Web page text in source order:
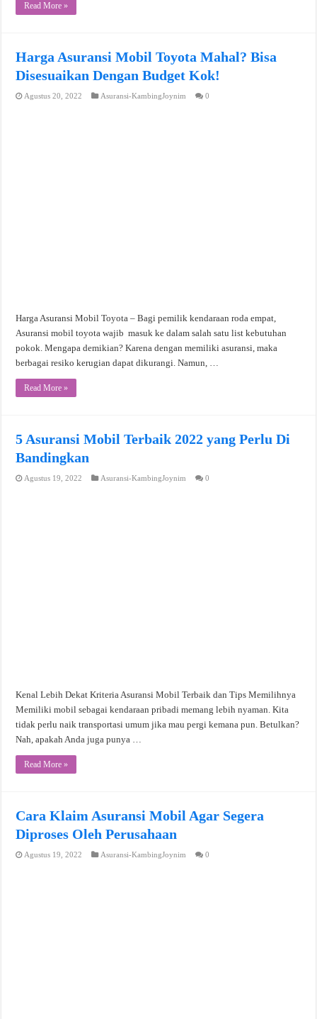
Read More »
Harga Asuransi Mobil Toyota Mahal? Bisa
Disesuaikan Dengan Budget Kok!
Agustus 20, 2022 Asuransi-KambingJoynim 0
Harga Asuransi Mobil Toyota – Bagi pemilik kendaraan roda empat,
Asuransi mobil toyota wajib masuk ke dalam salah satu list kebutuhan
pokok. Mengapa demikian? Karena dengan memiliki asuransi, maka
berbagai resiko kerugian dapat dikurangi. Namun, …
Read More »
5 Asuransi Mobil Terbaik 2022 yang Perlu Di
Bandingkan
Agustus 19, 2022 Asuransi-KambingJoynim 0
Kenal Lebih Dekat Kriteria Asuransi Mobil Terbaik dan Tips Memilihnya
Memiliki mobil sebagai kendaraan pribadi memang lebih nyaman. Kita
tidak perlu naik transportasi umum jika mau pergi kemana pun. Betulkan?
Nah, apakah Anda juga punya …
Read More »
Cara Klaim Asuransi Mobil Agar Segera
Diproses Oleh Perusahaan
Agustus 19, 2022 Asuransi-KambingJoynim 0